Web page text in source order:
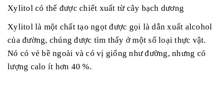
Xylitol có thể được chiết xuất từ cây bạch dương
Xylitol là một chất tạo ngọt được gọi là dẫn xuất alcohol
của đường, chúng được tìm thấy ở một số loại thực vật.
Nó có vẻ bề ngoài và có vị giống như đường, nhưng có
lượng calo ít hơn 40 %.